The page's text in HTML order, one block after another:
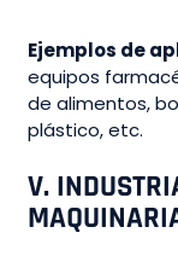
Ejemplos de
equipos
de alimentos,
plástico, etc.
V.